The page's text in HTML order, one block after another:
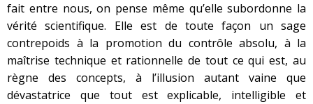
fait entre nous, on pense même qu’elle subordonne la
vérité scientifique. Elle est de toute façon un sage
contrepoids à la promotion du contrôle absolu, à la
maîtrise technique et rationnelle de tout ce qui est, au
règne des concepts, à l’illusion autant vaine que
dévastatrice que tout est explicable, intelligible et